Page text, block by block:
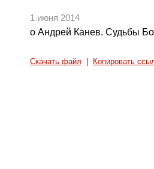
1 июня 2014
о Андрей Канев. Судьбы
Скачать файл Копировать